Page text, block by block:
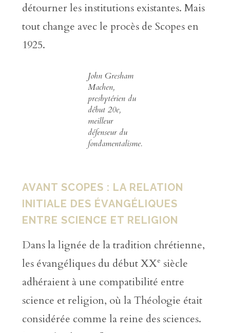
détourner les institutions existantes. Mais
tout change avec le procès de Scopes en
1925.
John Gresham
Machen,
presbytérien du
début 20e,
meilleur
défenseur du
fondamentalisme.
AVANT SCOPES : LA RELATION
INITIALE DES ÉVANGÉLIQUES
ENTRE SCIENCE ET RELIGION
Dans la lignée de la tradition chrétienne,
les évangéliques du début XXe siècle
adhéraient à une compatibilité entre
science et religion, où la Théologie était
considérée comme la reine des sciences.